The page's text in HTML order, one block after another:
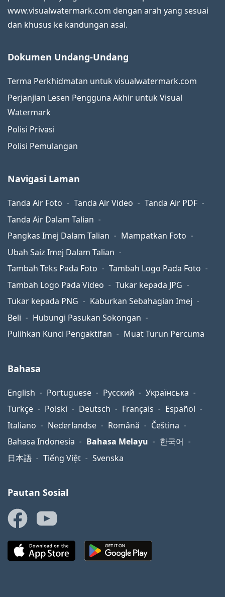
www.visualwatermark.com dengan arah yang sesuai
dan khusus ke kandungan asal.
Dokumen Undang-Undang
Terma Perkhidmatan untuk visualwatermark.com
Perjanjian Lesen Pengguna Akhir untuk Visual
Watermark
Polisi Privasi
Polisi Pemulangan
Navigasi Laman
Tanda Air Foto Tanda Air Video
Tanda Air PDF
Tanda Air Dalam Talian
Pangkas Imej Dalam Talian
Mampatkan Foto
Ubah Saiz Imej Dalam Talian
Tambah Teks Pada Foto
Tambah Logo Pada Foto
Tambah Logo Pada Video
Tukar kepada JPG
Tukar kepada PNG
Kaburkan Sebahagian Imej
Beli
Hubungi Pasukan Sokongan
Pulihkan Kunci Pengaktifan
Muat Turun Percuma
Bahasa
English Portuguese Русский
Українська
Türkçe
Polski Deutsch Français
Español
Italiano
Nederlandse Română
Čeština
Bahasa Indonesia
Bahasa Melayu
한국어
日本語
Tiếng Việt Svenska
Pautan Sosial